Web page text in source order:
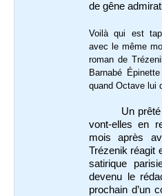
de gêne
Voilà qui est
avec le même
roman de
Barnabé
quand Octave lui
Un
vont-elles en
mois après
Trézenik réagit
satirique
devenu le
prochain d’un